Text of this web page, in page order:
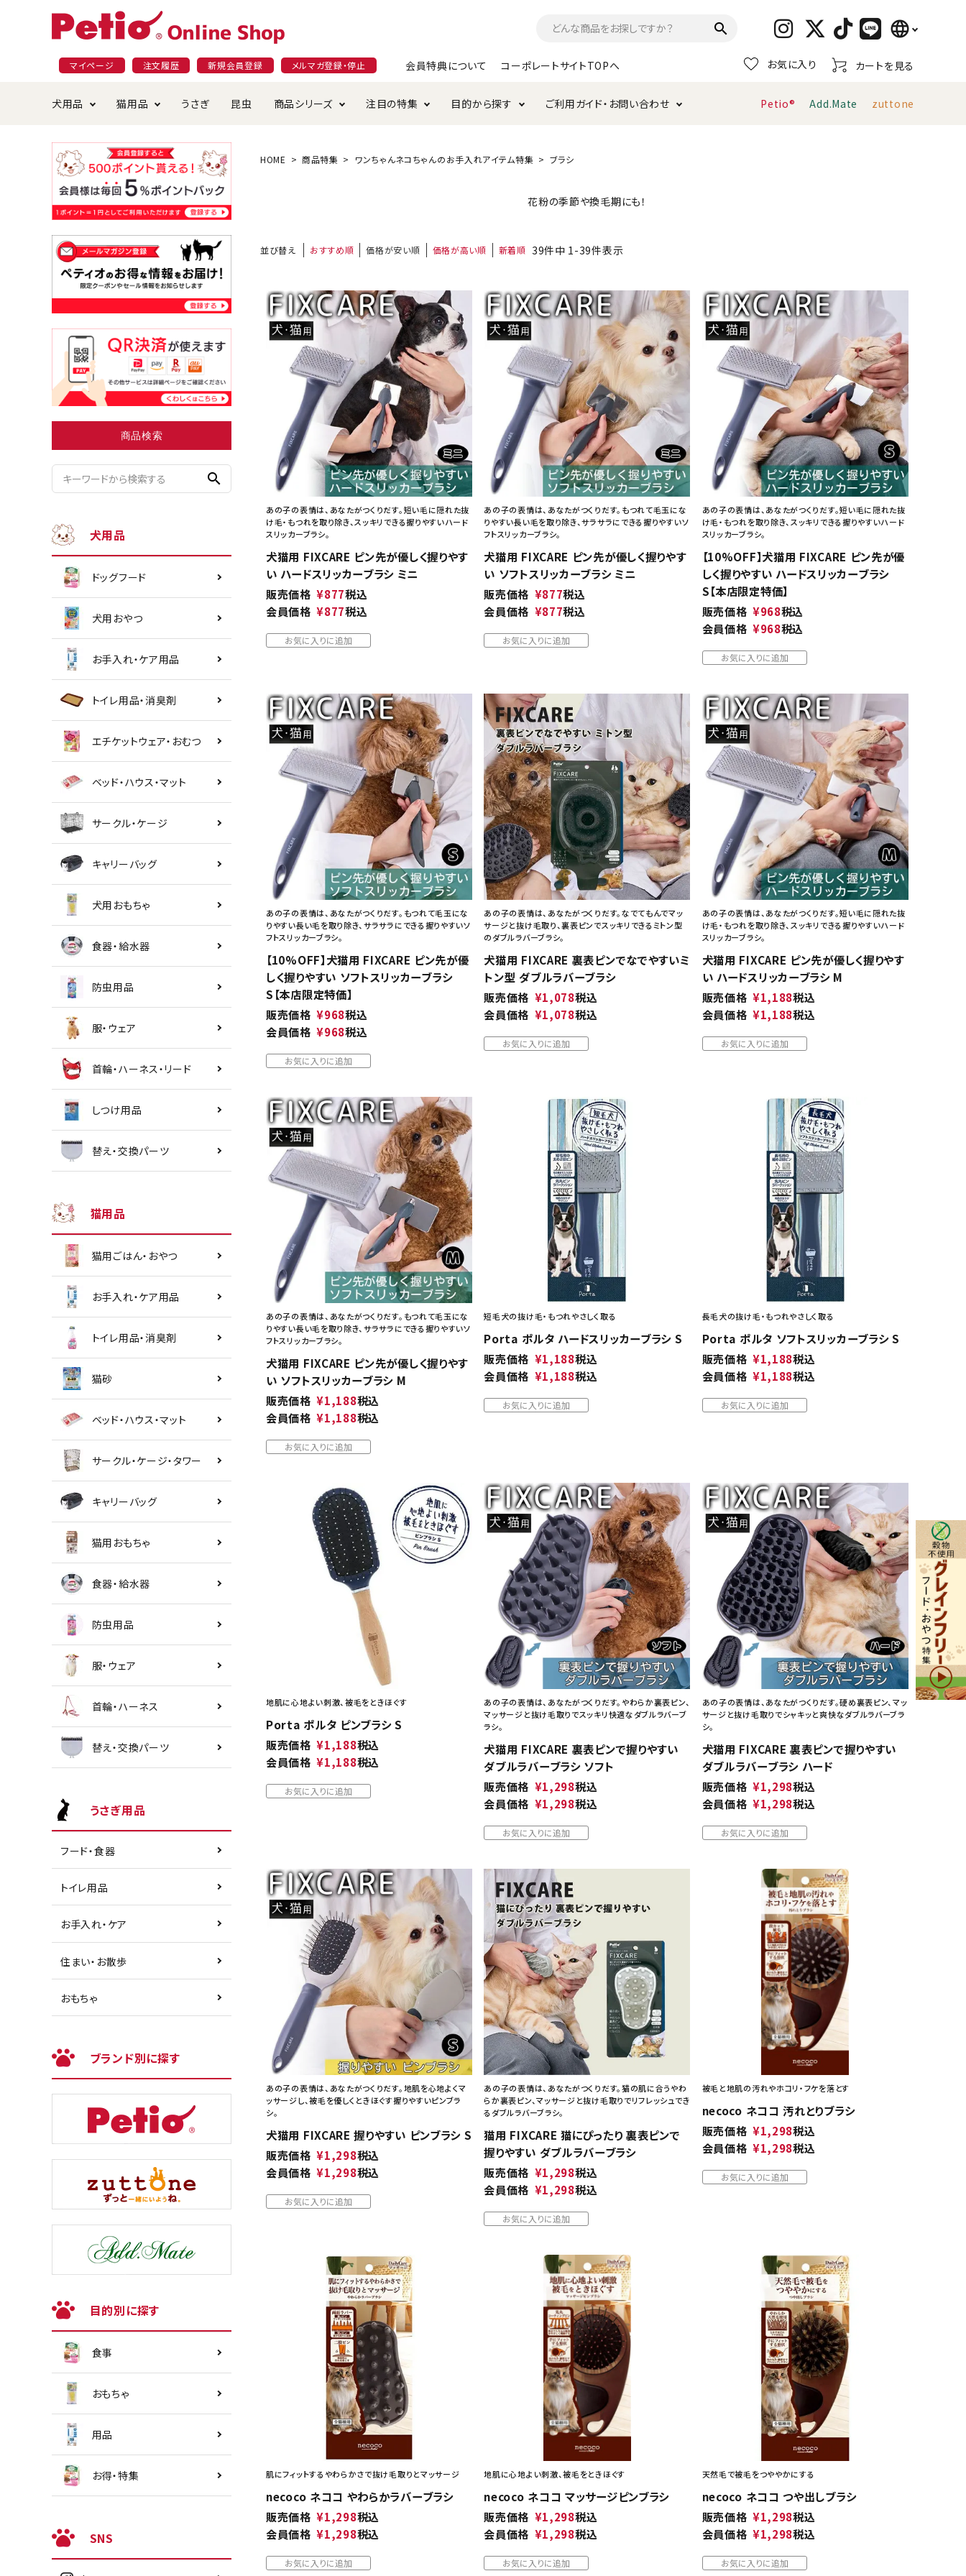
search language
日本語
English
マイページ 注文履歴 新規会員登録 メルマガ登録・停止 会員特典について コーポレートサイトTOPへ お気に入り カートを見る
犬用品
ドッグフード おやつ お手入れ・ケア用品
ペットシーツ サークル・ケージ
おもちゃ 食器・給水器 防虫用品
首輪・ハーネス・リード
猫用品
ごはん・おやつ お手入れ・ケア用品 トイレタリー・消臭剤
ベッド・ハウス・マット キャリーバッグ
食器・給水器 防虫用品 服・ウェア
替え・交換パーツ
うさぎ 昆虫 商品シリーズ
プラクト 素材そのまま 極上
注目の特集
夜のお散歩特集 無添加特集 けりぐるみ特集
目的から探す
国産フード&おやつ特集
じゃらして遊ぶ 引っ張って遊ぶ 投げて遊ぶ
またたび・元気草 夜のお散歩
小型犬にオススメ ダイエット中にオススメ まとめ買いでオトク！！ ネコポス対象商品一覧
ご利用ガイド・お問い合わせ
ショッピングガイド 会員特典について ご注文方法について
返品・交換について
Petio® Add.Mate zuttone
商品検索
search
犬用品
ドッグフード
犬用おやつ
お手入れ・ケア用品
トイレ用品・消臭剤
エチケットウェア・おむつ
ベッド・ハウス・マット
サークル・ケージ
キャリーバッグ
犬用おもちゃ
食器・給水器
防虫用品
服・ウェア
首輪・ハーネス・リード
しつけ用品
替え・交換パーツ
猫用品
猫用ごはん・おやつ
お手入れ・ケア用品
トイレ用品・消臭剤
猫砂
ベッド・ハウス・マット
サークル・ケージ・タワー
キャリーバッグ
猫用おもちゃ
食器・給水器
防虫用品
服・ウェア
首輪・ハーネス
替え・交換パーツ
うさぎ用品
フード・食器
トイレ用品
お手入れ・ケア
住まい・お散歩
おもちゃ
ブランド別に探す
目的別に探す
食事
おもちゃ
用品
お得・特集
SNS
HOME 商品特集 ワンちゃんネコちゃんのお手入れアイテム特集 ブラシ
花粉の季節や換毛期にも！
並び替え おすすめ順 価格が安い順 価格が高い順 新着順 39件中 1-39件表示
あの子の表情は、あなたがつくりだす。短い毛に隠れた抜
け毛・もつれを取り除き、スッキリできる握りやすいハード
スリッカーブラシ。
犬猫用 FIXCARE ピン先が優しく握りやす
い ハードスリッカーブラシ ミニ
販売価格 ¥877税込
会員価格 ¥877税込
お気に入りに追加
あの子の表情は、あなたがつくりだす。もつれて毛玉にな
りやすい長い毛を取り除き、サラサラにできる握りやすいソ
フトスリッカーブラシ。
犬猫用 FIXCARE ピン先が優しく握りやす
い ソフトスリッカーブラシ ミニ
販売価格 ¥877税込
会員価格 ¥877税込
お気に入りに追加
あの子の表情は、あなたがつくりだす。短い毛に隠れた抜
け毛・もつれを取り除き、スッキリできる握りやすいハード
スリッカーブラシ。
【10%OFF】犬猫用 FIXCARE ピン先が優
しく握りやすい ハードスリッカーブラシ
S【本店限定特価】
販売価格 ¥968税込
会員価格 ¥968税込
お気に入りに追加
あの子の表情は、あなたがつくりだす。もつれて毛玉にな
りやすい長い毛を取り除き、サラサラにできる握りやすいソ
フトスリッカーブラシ。
【10%OFF】犬猫用 FIXCARE ピン先が優
しく握りやすい ソフトスリッカーブラシ
S【本店限定特価】
販売価格 ¥968税込
会員価格 ¥968税込
お気に入りに追加
あの子の表情は、あなたがつくりだす。なでてもんでマッ
サージと抜け毛取り、裏表ピンでスッキリできるミトン型
のダブルラバーブラシ。
犬猫用 FIXCARE 裏表ピンでなでやすいミ
トン型 ダブルラバーブラシ
販売価格 ¥1,078税込
会員価格 ¥1,078税込
お気に入りに追加
あの子の表情は、あなたがつくりだす。短い毛に隠れた抜
け毛・もつれを取り除き、スッキリできる握りやすいハード
スリッカーブラシ。
犬猫用 FIXCARE ピン先が優しく握りやす
い ハードスリッカーブラシ M
販売価格 ¥1,188税込
会員価格 ¥1,188税込
お気に入りに追加
あの子の表情は、あなたがつくりだす。もつれて毛玉にな
りやすい長い毛を取り除き、サラサラにできる握りやすいソ
フトスリッカーブラシ。
犬猫用 FIXCARE ピン先が優しく握りやす
い ソフトスリッカーブラシ M
販売価格 ¥1,188税込
会員価格 ¥1,188税込
お気に入りに追加
短毛犬の抜け毛・もつれやさしく取る
Porta ポルタ ハードスリッカーブラシ S
販売価格 ¥1,188税込
会員価格 ¥1,188税込
お気に入りに追加
長毛犬の抜け毛・もつれやさしく取る
Porta ポルタ ソフトスリッカーブラシ S
販売価格 ¥1,188税込
会員価格 ¥1,188税込
お気に入りに追加
地肌に心地よい刺激、被毛をときほぐす
Porta ポルタ ピンブラシ S
販売価格 ¥1,188税込
会員価格 ¥1,188税込
お気に入りに追加
あの子の表情は、あなたがつくりだす。やわらか裏表ピン、
マッサージと抜け毛取りでスッキリ快適なダブルラバーブ
ラシ。
犬猫用 FIXCARE 裏表ピンで握りやすい
ダブルラバーブラシ ソフト
販売価格 ¥1,298税込
会員価格 ¥1,298税込
お気に入りに追加
あの子の表情は、あなたがつくりだす。硬め裏表ピン、マッ
サージと抜け毛取りでシャキッと爽快なダブルラバーブラ
シ。
犬猫用 FIXCARE 裏表ピンで握りやすい
ダブルラバーブラシ ハード
販売価格 ¥1,298税込
会員価格 ¥1,298税込
お気に入りに追加
あの子の表情は、あなたがつくりだす。地肌を心地よくマ
ッサージし、被毛を優しくときほぐす握りやすいピンブラ
シ。
犬猫用 FIXCARE 握りやすい ピンブラシ S
販売価格 ¥1,298税込
会員価格 ¥1,298税込
お気に入りに追加
あの子の表情は、あなたがつくりだす。猫の肌に合うやわ
らか裏表ピン、マッサージと抜け毛取りでリフレッシュでき
るダブルラバーブラシ。
猫用 FIXCARE 猫にぴったり 裏表ピンで
握りやすい ダブルラバーブラシ
販売価格 ¥1,298税込
会員価格 ¥1,298税込
お気に入りに追加
被毛と地肌の汚れやホコリ・フケを落とす
necoco ネココ 汚れとりブラシ
販売価格 ¥1,298税込
会員価格 ¥1,298税込
お気に入りに追加
肌にフィットするやわらかさで抜け毛取りとマッサージ
necoco ネココ やわらかラバーブラシ
販売価格 ¥1,298税込
会員価格 ¥1,298税込
お気に入りに追加
地肌に心地よい刺激、被毛をときほぐす
necoco ネココ マッサージピンブラシ
販売価格 ¥1,298税込
会員価格 ¥1,298税込
お気に入りに追加
天然毛で被毛をつややかにする
necoco ネココ つや出しブラシ
販売価格 ¥1,298税込
会員価格 ¥1,298税込
お気に入りに追加